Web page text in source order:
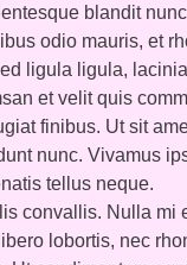
blandit
odio mauris, et
ligula ligula,
et velit quis
finibus. Ut sit
nunc. Vivamus
tellus neque.
convallis. Nulla mi
lobortis, nec